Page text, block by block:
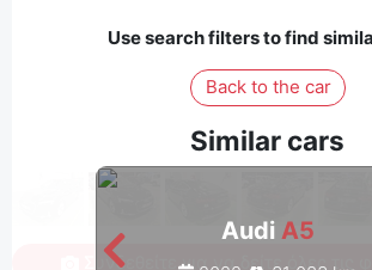
Use search filters to find
Back to the car
Similar cars
Audi A5
Συνδεθείτε για να δείτε όλες τις